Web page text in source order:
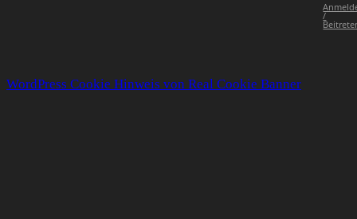
/
WordPress Cookie Hinweis von Real Cookie Banner